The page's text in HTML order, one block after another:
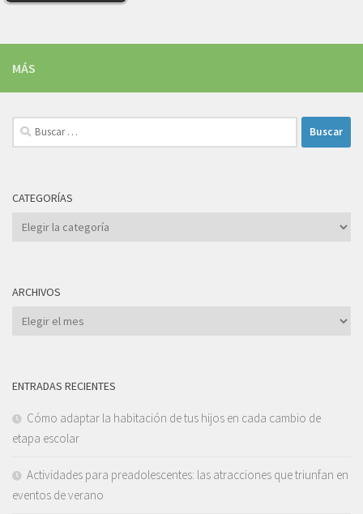
MÁS
Buscar:
CATEGORÍAS
Categorías
ARCHIVOS
Archivos
ENTRADAS RECIENTES
Cómo adaptar la habitación de tus hijos en cada cambio de
etapa escolar
Actividades para preadolescentes: las atracciones que triunfan en
eventos de verano